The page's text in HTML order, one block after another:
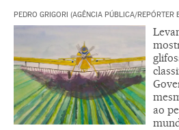
PEDRO GRIGORI (AGÊNCIA PÚBLICA/REPÓRTER
ao